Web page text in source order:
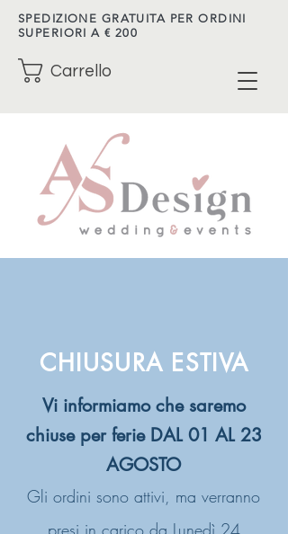
SPEDIZIONE GRATUITA PER ORDINI
SUPERIORI A € 200
Carrello
CHIUSURA ESTIVA
Vi informiamo che saremo
chiuse per ferie DAL 01 AL 23
AGOSTO
Gli ordini sono attivi, ma verranno
presi in carico da Lunedì 24